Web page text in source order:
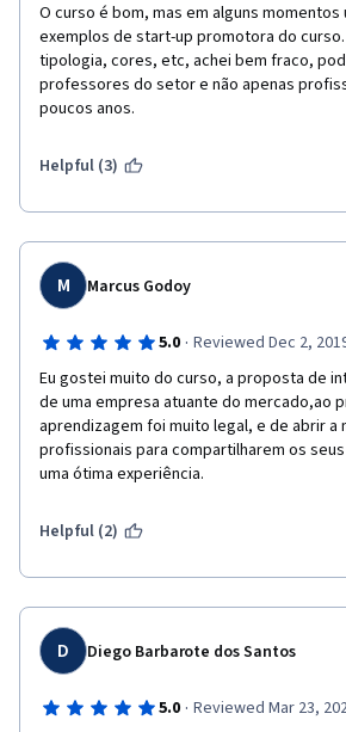
O curso é bom, mas em alguns momentos
exemplos de start-up promotora do
tipologia, cores, etc, achei bem fraco,
professores do setor e não apenas
poucos anos.
Helpful (3)
M Marcus Godoy
5.0 · Reviewed Dec 2,
Eu gostei muito do curso, a proposta de
de uma empresa atuante do mercado,ao
aprendizagem foi muito legal, e de abrir a
profissionais para compartilharem os
uma ótima experiência.
Helpful (2)
D Diego Barbarote dos Santos
5.0 · Reviewed Mar 23,